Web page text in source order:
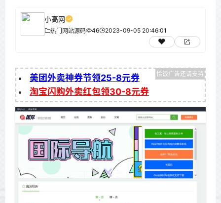
小高网
热门网站源码 46 2023-09-05 20:46:01
美团外卖神券节领25-8元券
淘宝闪购外卖红包领30-8元券